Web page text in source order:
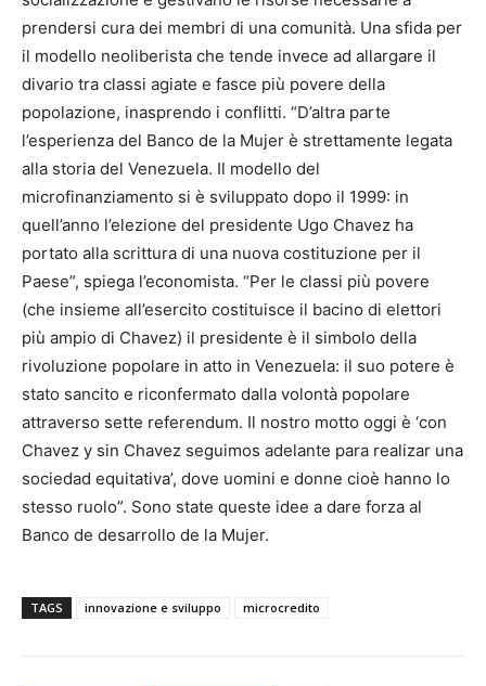
prendersi cura dei membri di una comunità. Una sfida per
il modello neoliberista che tende invece ad allargare il
divario tra classi agiate e fasce più povere della
popolazione, inasprendo i conflitti. “D’altra parte
l’esperienza del Banco de la Mujer è strettamente legata
alla storia del Venezuela. Il modello del
microfinanziamento si è sviluppato dopo il 1999: in
quell’anno l’elezione del presidente Ugo Chavez ha
portato alla scrittura di una nuova costituzione per il
Paese”, spiega l’economista. “Per le classi più povere
(che insieme all’esercito costituisce il bacino di elettori
più ampio di Chavez) il presidente è il simbolo della
rivoluzione popolare in atto in Venezuela: il suo potere è
stato sancito e riconfermato dalla volontà popolare
attraverso sette referendum. Il nostro motto oggi è ‘con
Chavez y sin Chavez seguimos adelante para realizar una
sociedad equitativa’, dove uomini e donne cioè hanno lo
stesso ruolo”. Sono state queste idee a dare forza al
Banco de desarrollo de la Mujer.
TAGS innovazione e sviluppo microcredito